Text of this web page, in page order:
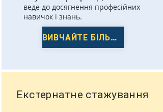
веде до досягнення професійних
навичок і знань.
ВИВЧАЙТЕ БІЛЬШЕ
Екстернатне стажування